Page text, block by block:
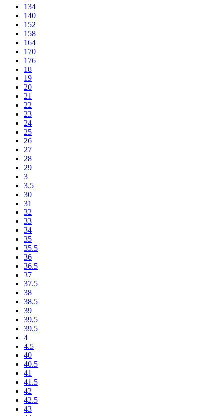
134
140
152
158
164
170
176
18
19
20
21
22
23
24
25
26
27
28
29
3
3.5
30
31
32
33
34
35
35.5
36
36.5
37
37.5
38
38.5
39
39,5
39.5
4
4.5
40
40.5
41
41.5
42
42.5
43